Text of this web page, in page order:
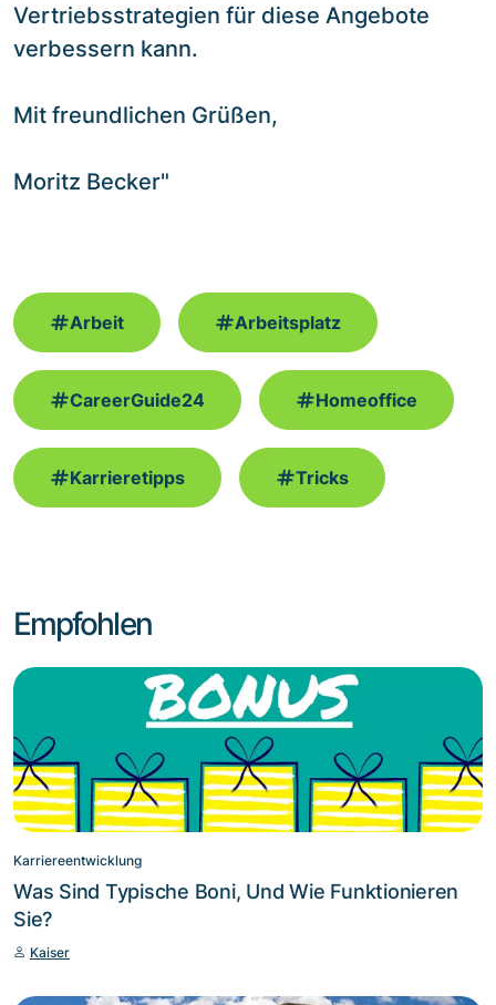
Vertriebsstrategien für diese Angebote
verbessern kann.
Mit freundlichen Grüßen,
Moritz Becker"
Arbeit Arbeitsplatz
CareerGuide24 Homeoffice
Karrieretipps Tricks
Empfohlen
Karriereentwicklung
Was Sind Typische Boni, Und Wie Funktionieren
Sie?
Kaiser